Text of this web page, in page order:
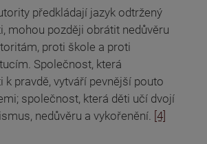
předkládají jazyk odtržený
mohou později obrátit nedůvěru
proti škole a proti
Společnost, která
k pravdě, vytváří pevnější pouto
společnost, která děti učí dvojí
nedůvěru a vykořenění. [4]